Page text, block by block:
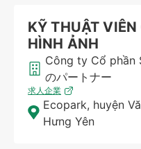
i-Job.vn について
お問い合わせ
KỸ THUẬT
HÌNH ẢNH
Công ty Cổ phần
のパートナー
求人企業
Ecopark, huyện
Hưng Yên